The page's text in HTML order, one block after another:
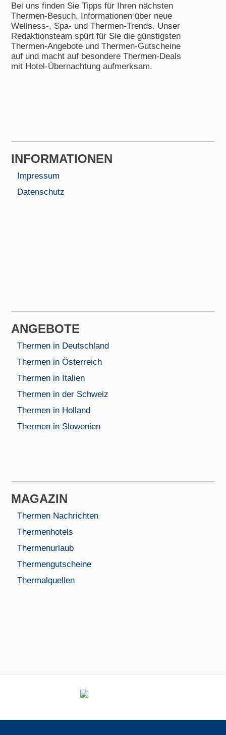
Bei uns finden Sie Tipps für Ihren nächsten
Thermen-Besuch, Informationen über neue
Wellness-, Spa- und Thermen-Trends. Unser
Redaktionsteam spürt für Sie die günstigsten
Thermen-Angebote und Thermen-Gutscheine
auf und macht auf besondere Thermen-Deals
mit Hotel-Übernachtung aufmerksam.
INFORMA­TIONEN
Impressum
Datenschutz
AN­GEBOTE
Thermen in Deutschland
Thermen in Österreich
Thermen in Italien
Thermen in der Schweiz
Thermen in Holland
Thermen in Slowenien
MAGAZIN
Thermen Nachrichten
Thermenhotels
Thermenurlaub
Thermengutscheine
Thermalquellen